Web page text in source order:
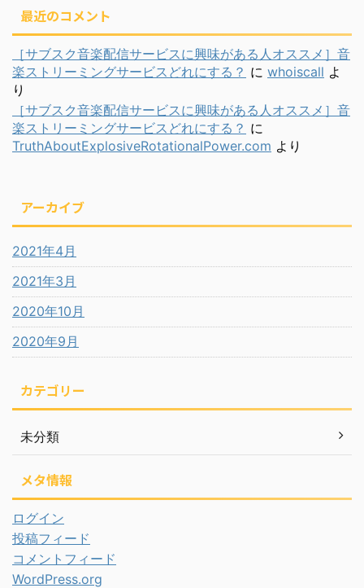
最近のコメント
［サブスク音楽配信サービスに興味がある人オススメ］音
楽ストリーミングサービスどれにする？ に whoiscall よ
り
［サブスク音楽配信サービスに興味がある人オススメ］音
楽ストリーミングサービスどれにする？ に
TruthAboutExplosiveRotationalPower.com より
アーカイブ
2021年4月
2021年3月
2020年10月
2020年9月
カテゴリー
未分類
メタ情報
ログイン
投稿フィード
コメントフィード
WordPress.org